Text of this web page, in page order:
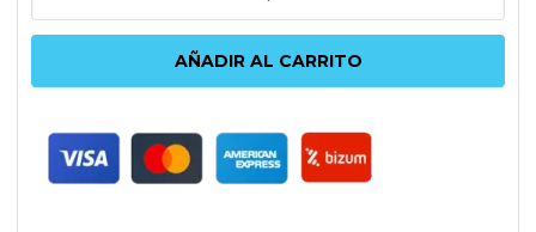
UTECA
8X18
ET38
66.5
AÑADIR AL CARRITO